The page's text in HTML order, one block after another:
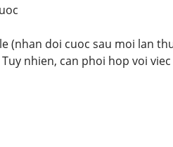
(nhan doi cuoc sau moi lan
nhien, can phoi hop voi